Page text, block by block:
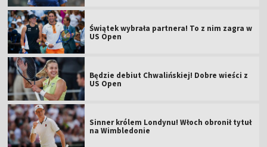
Świątek wybrała partnera! To z nim zagra w
US Open
Będzie debiut Chwalińskiej! Dobre wieści z
US Open
Sinner królem Londynu! Włoch obronił tytuł
na Wimbledonie